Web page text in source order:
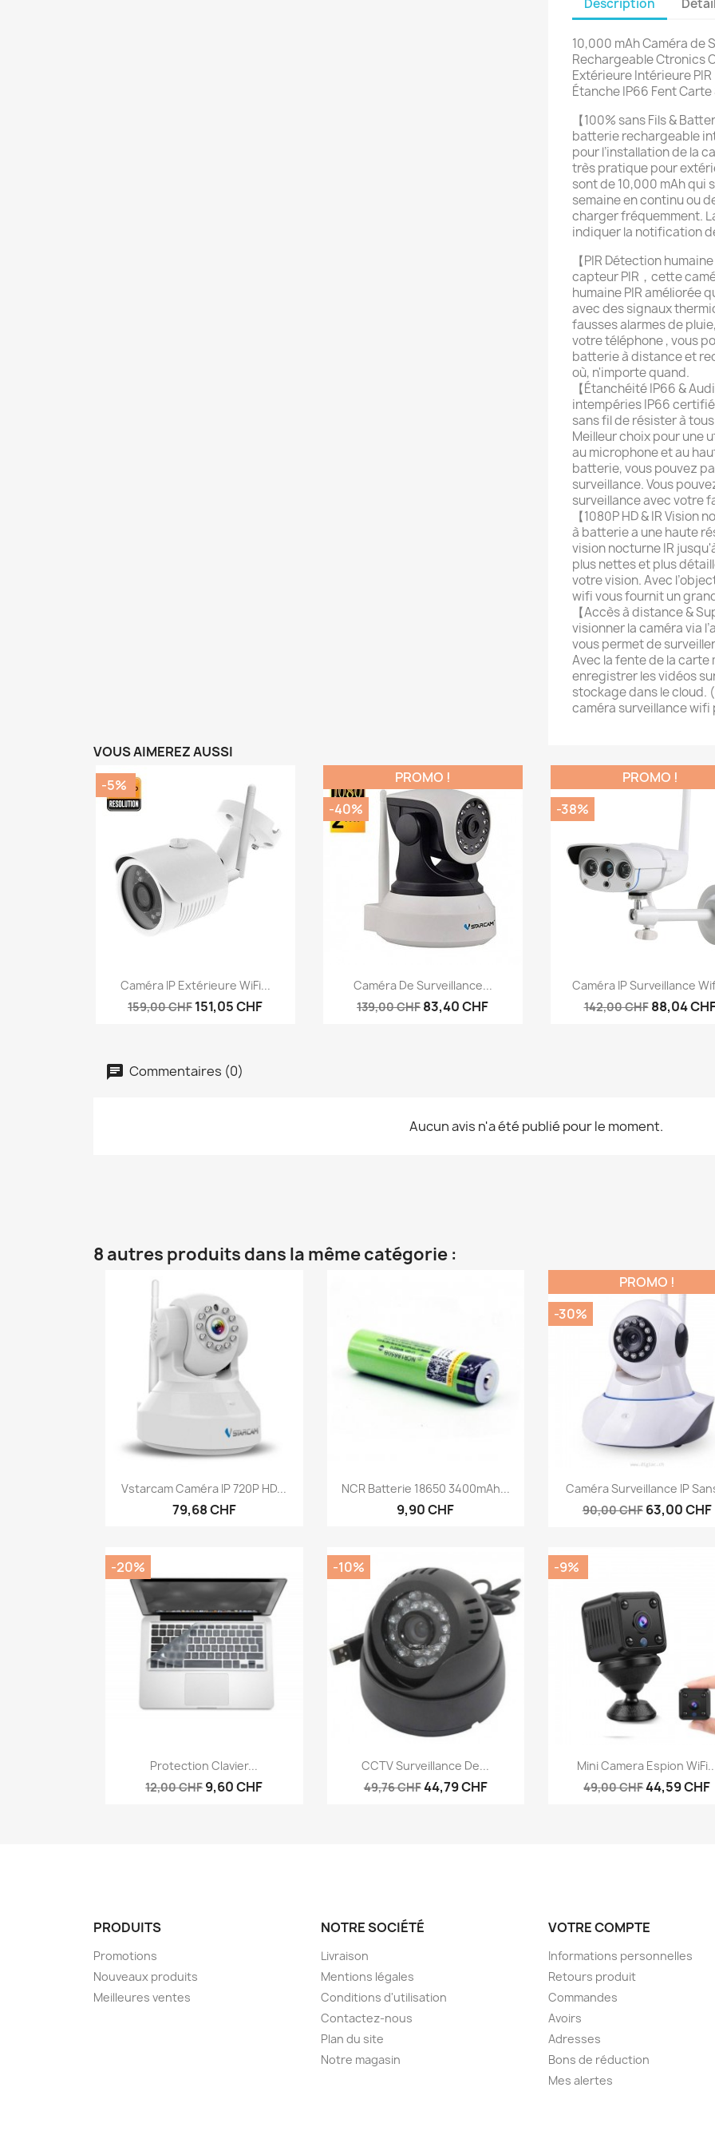
10,000 mAh Caméra de
Rechargeable Ctronics
Extérieure Intérieure
Étanche IP66 Fent Carte
【100% sans Fils &
batterie rechargeable
pour l’installation de la
très pratique pour
sont de 10,000 mAh qui
semaine en continu ou
charger fréquemment.
indiquer la notification
【PIR Détection
capteur PIR，cette
humaine PIR améliorée
avec des signaux
fausses alarmes de
votre téléphone , vous
batterie à distance et
où, n'importe quand.
【Étanchéité IP66 &
intempéries IP66
sans fil de résister à
Meilleur choix pour une
au microphone et au
batterie, vous pouvez
surveillance. Vous
surveillance avec votre
【1080P HD & IR
à batterie a une haute
vision nocturne IR
plus nettes et plus
votre vision. Avec
wifi vous fournit un
【Accès à distance &
visionner la caméra via
vous permet de
Avec la fente de la carte
enregistrer les vidéos
stockage dans le cloud.
caméra surveillance wifi
VOUS AIMEREZ AUSSI
Aperçu rapide
Caméra IP Extérieure WiFi...
159,00 CHF 151,05 CHF
-5%
Aperçu rapide
Caméra De Surveillance...
139,00 CHF 83,40 CHF
PROMO !
-40%
Aperçu rapide
Caméra IP Surveillance
142,00 CHF 88,04
PROMO !
-38%
Commentaires (0)
Aucun avis n'a été publié pour le moment.
8 autres produits dans la même catégorie :
Aperçu rapide
Vstarcam Caméra IP 720P HD...
79,68 CHF
Aperçu rapide
NCR Batterie 18650 3400mAh...
9,90 CHF
Aperçu rapide
Caméra Surveillance IP
90,00 CHF 63,00 CHF
PROMO !
-30%
Aperçu rapide
Protection Clavier...
12,00 CHF9,60 CHF
-20%
Aperçu rapide
CCTV Surveillance De...
49,76 CHF44,79 CHF
-10%
Aperçu rapide
Mini Camera Espion
49,00 CHF44,59 CHF
-9%
PRODUITS
Promotions
Nouveaux produits
Meilleures ventes
NOTRE SOCIÉTÉ
Livraison
Mentions légales
Conditions d'utilisation
Contactez-nous
Plan du site
Notre magasin
VOTRE COMPTE
Informations personnelles
Retours produit
Commandes
Avoirs
Adresses
Bons de réduction
Mes alertes